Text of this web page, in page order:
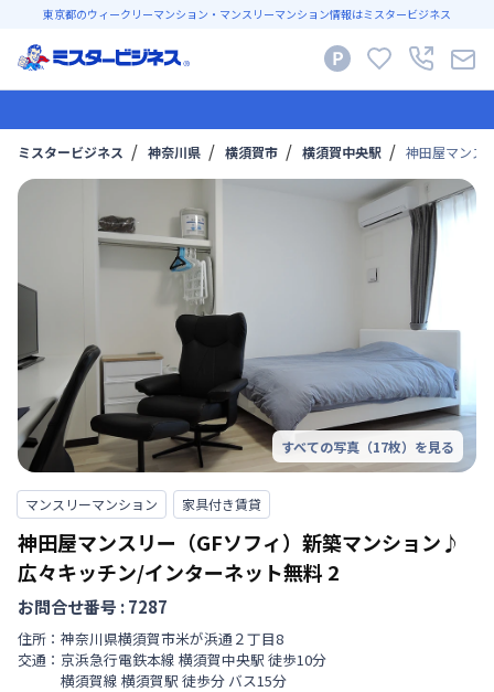
東京都のウィークリーマンション・マンスリーマンション情報はミスタービジネス
ミスタービジネス 神奈川県 横須賀市 横須賀中央駅 神田屋マンス
すべての写真（17枚）を見る
マンスリーマンション 家具付き賃貸
神田屋マンスリー（GFソフィ）新築マンション♪
広々キッチン/インターネット無料2
お問合せ番号 :7287
住所： 神奈川県横須賀市米が浜通 ２丁目8
交通： 京浜急行電鉄本線 横須賀中央駅 徒歩10分
横須賀線 横須賀駅 徒歩分 バス15分